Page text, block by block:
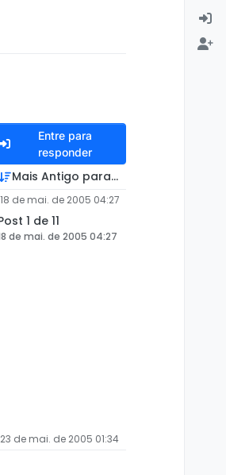
Entre para
responder
Mais Antigo para Mais Recente
18 de mai. de 2005 04:27
1 de 11
de mai. de 2005 04:27
23 de mai. de 2005 01:34